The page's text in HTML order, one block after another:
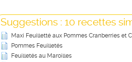
Suggestions : 10 recettes
Maxi Feuilletté aux Pommes Cranberries et
Pommes Feuilletés
Feuilletés au Maroilles